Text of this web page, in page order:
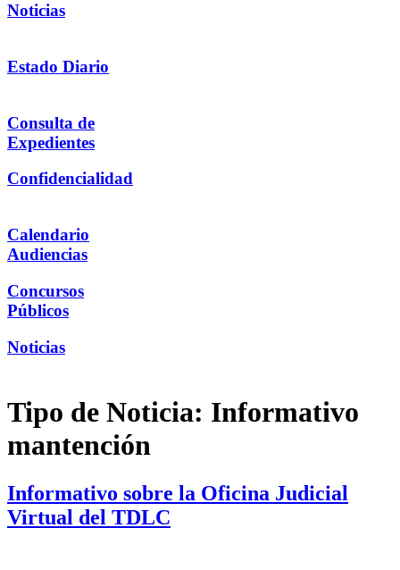
Noticias
Estado Diario
Consulta de
Expedientes
Confidencialidad
Calendario
Audiencias
Concursos
Públicos
Noticias
Tipo de Noticia: Informativo
mantención
Informativo sobre la Oficina Judicial
Virtual del TDLC